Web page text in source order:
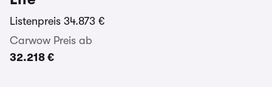
Listenpreis 34.873 €
Carwow Preis ab
32.218 €